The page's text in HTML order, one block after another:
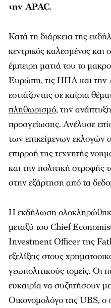
την APAC.
Κατά τη διάρκεια της
κεντρικός καλεσμένος και
έμπειρη ματιά του το
Ευρώπη, τις ΗΠΑ και την
εστιάζοντας σε καίρια
πληθωρισμό, την
προσγείωσης. Ανέλυσε
των επικείμενων
επιρροή της τεχνητής
και την πολιτική
στην εξάρτηση από τα
Η εκδήλωση
μεταξύ του Chief
Investment Officer της
εξελίξεις στους
γεωπολιτικούς τομείς. Οι
ευκαιρία να συζητήσουν
Οικονομολόγο της UBS, ο